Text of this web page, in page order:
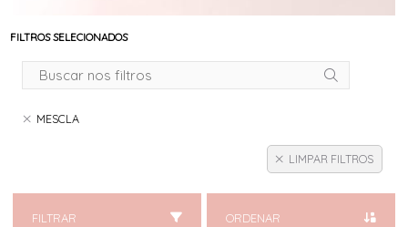
FILTROS SELECIONADOS
MESCLA
LIMPAR FILTROS
FILTRAR ORDENAR